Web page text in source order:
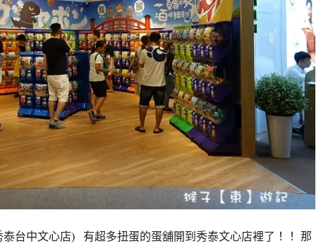
台中文心店) 有超多扭蛋的蛋舖開到秀泰文心店裡了！！ 那